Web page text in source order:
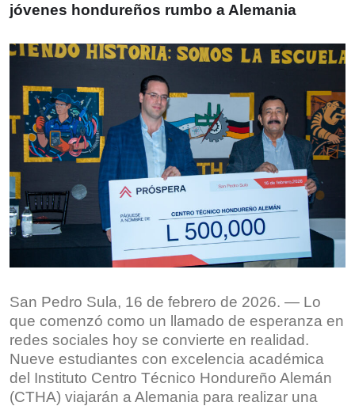
jóvenes hondureños rumbo a Alemania
San Pedro Sula, 16 de febrero de 2026. — Lo
que comenzó como un llamado de esperanza en
redes sociales hoy se convierte en realidad.
Nueve estudiantes con excelencia académica
del Instituto Centro Técnico Hondureño Alemán
(CTHA) viajarán a Alemania para realizar una